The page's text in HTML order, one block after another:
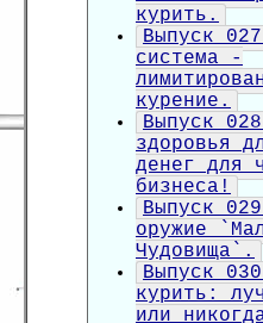
курить.
Выпуск
система -
курение.
Выпуск
здоровья
денег для
бизнеса!
Выпуск
оружие
Чудовища`.
Выпуск
курить:
или